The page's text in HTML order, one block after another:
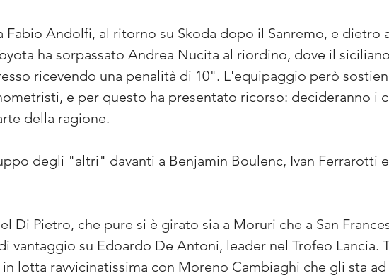
Andolfi, al ritorno su Skoda dopo il Sanremo, e dietro
ha sorpassato Andrea Nucita al riordino, dove il
ricevendo una penalità di 10". L'equipaggio però
e per questo ha presentato ricorso: decideranno i
della ragione.
degli "altri" davanti a Benjamin Boulenc, Ivan Ferrarotti
Di Pietro, che pure si è girato sia a Moruri che a San
vantaggio su Edoardo De Antoni, leader nel Trofeo Lancia.
lotta ravvicinatissima con Moreno Cambiaghi che gli sta ad